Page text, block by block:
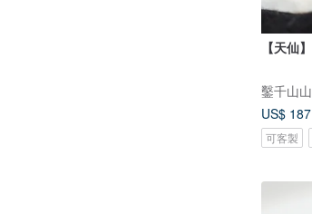
【天仙
鑿千山
US$
可客製